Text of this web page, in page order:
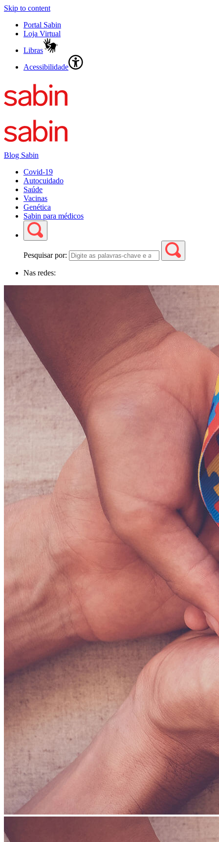
Skip to content
Portal Sabin
Loja Virtual
Libras
Acessibilidade
Blog Sabin
Covid-19
Autocuidado
Saúde
Vacinas
Genética
Sabin para médicos
Pesquisar por:
Nas redes: